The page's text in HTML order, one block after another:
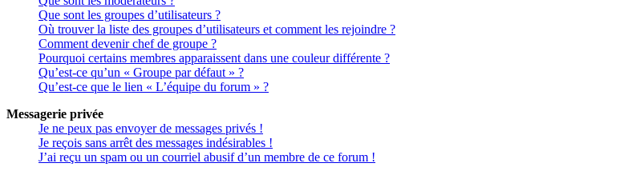
Que sont les groupes d’utilisateurs ?
Où trouver la liste des groupes d’utilisateurs et comment les rejoindre ?
Comment devenir chef de groupe ?
Pourquoi certains membres apparaissent dans une couleur différente ?
Qu’est-ce qu’un « Groupe par défaut » ?
Qu’est-ce que le lien « L’équipe du forum » ?
Messagerie privée
Je ne peux pas envoyer de messages privés !
Je reçois sans arrêt des messages indésirables !
J’ai reçu un spam ou un courriel abusif d’un membre de ce forum !